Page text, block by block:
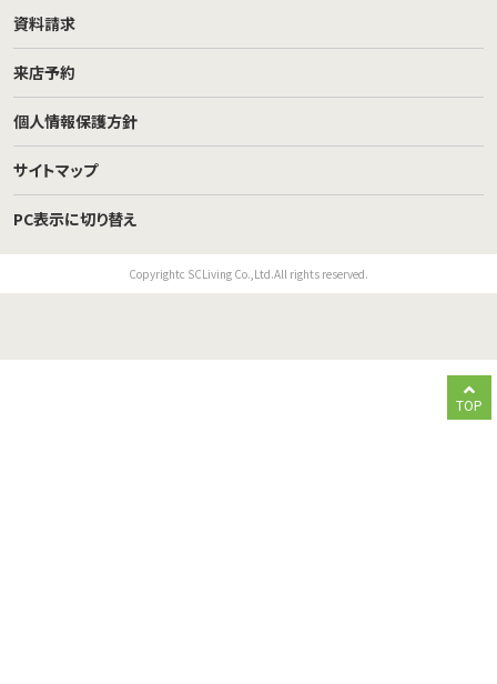
TOP
資料請求
来店予約
個人情報保護方針
サイトマップ
PC表示に切り替え
Copyrightc SCLiving Co.,Ltd.All rights reserved.